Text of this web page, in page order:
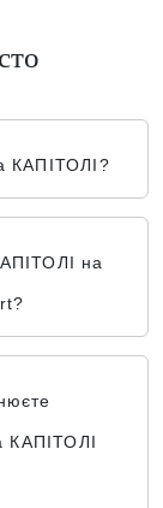
КАПІТОЛІ?
на
КАПІТОЛІ